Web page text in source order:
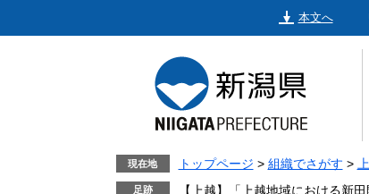
本文へ
現在地 トップページ > 組織でさがす >
【上越】「上越地域における新